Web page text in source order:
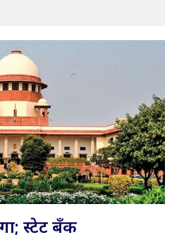
स्टेट बॅंक